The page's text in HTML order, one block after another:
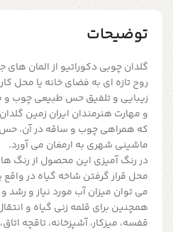
توضیحات
گلدان چوبی دکوراتیو از المان
روح تازه ای به فضای خانه یا محل
زیبایی و تلفیق حس طبیعی چوب و
و مهارت هنرمندان ایران زمین
که همراهی چوب و ساقه در آن،
ماشینی شهری به ارمغان می آورد.
در رنگ آمیزی این محصول از رنگ
محل قرار گرفتن شاخه گیاه در
می توان میزان آب مورد نیاز و رشد
همچنین برای قلمه زنی گیاه و
قفسه، میزکار، آشپزخانه، تاقچه